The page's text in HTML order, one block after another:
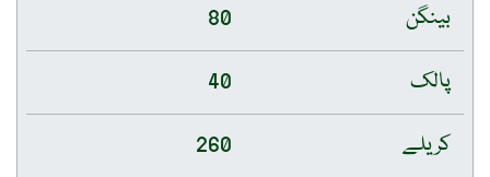
بینگن
80
پالک
40
کریلے
260